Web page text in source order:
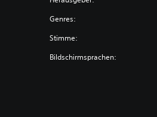
Genres:
Stimme:
Bildschirmsprachen: